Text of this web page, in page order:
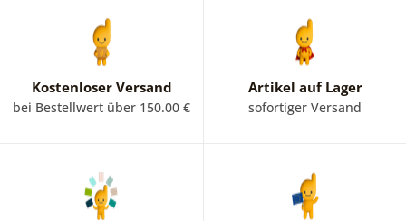
Kostenloser Versand
bei Bestellwert über 150.00 €
Artikel auf Lager
sofortiger Versand